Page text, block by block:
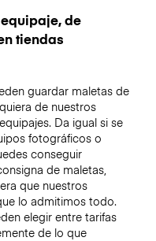
de
tiendas
guardar maletas de
de nuestros
Da igual si se
fotográficos o
conseguir
de maletas,
que nuestros
lo admitimos todo.
elegir entre tarifas
de lo que